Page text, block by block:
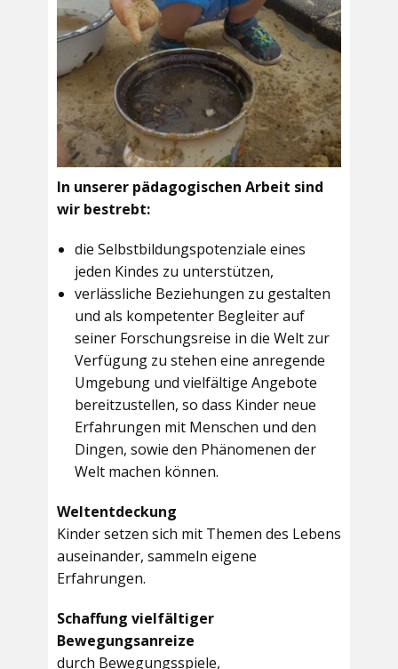
In unserer pädagogischen Arbeit sind
wir bestrebt:
die Selbstbildungspotenziale eines
jeden Kindes zu unterstützen,
verlässliche Beziehungen zu gestalten
und als kompetenter Begleiter auf
seiner Forschungsreise in die Welt zur
Verfügung zu stehen eine anregende
Umgebung und vielfältige Angebote
bereitzustellen, so dass Kinder neue
Erfahrungen mit Menschen und den
Dingen, sowie den Phänomenen der
Welt machen können.
Weltentdeckung
Kinder setzen sich mit Themen des Lebens
auseinander, sammeln eigene
Erfahrungen.
Schaffung vielfältiger
Bewegungsanreize
durch Bewegungsspiele,